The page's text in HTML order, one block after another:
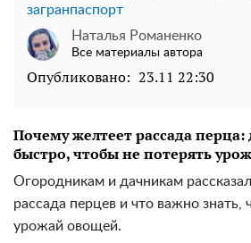
загранпаспорт
Наталья Романенко
Все материалы автора
Опубликовано: 23.11 22:30
Почему желтеет рассада перца:
быстро, чтобы не потерять
Огородникам и дачникам
рассада перцев и что важно знать,
урожай овощей.